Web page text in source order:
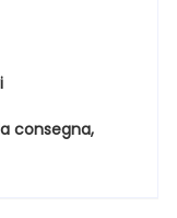
consegna,